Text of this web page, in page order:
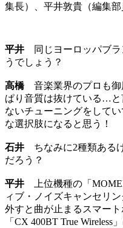
集長）、平井敦貴（編集部
平井 同じヨーロッパブラ
うでしょう？
高橋音楽業界のプロも御
ぱり音質は抜けている…
ないチューニングをして
な選択肢になると思う！
石井 ちなみに2種類ある
だろう？
平井 上位機種の「
ィブ・ノイズキャンセリ
外すと曲が止まるスマー
「CX 400BT True